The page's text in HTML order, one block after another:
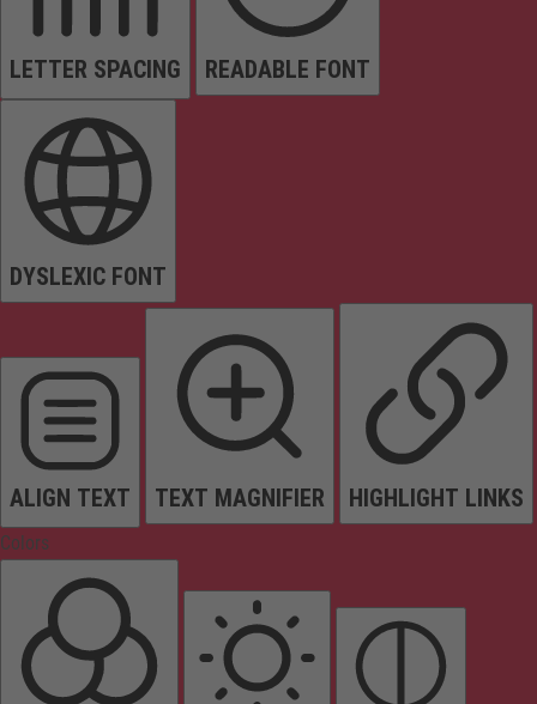
LETTER SPACING READABLE FONT
DYSLEXIC FONT
ALIGN TEXT TEXT MAGNIFIER HIGHLIGHT LINKS
Colors